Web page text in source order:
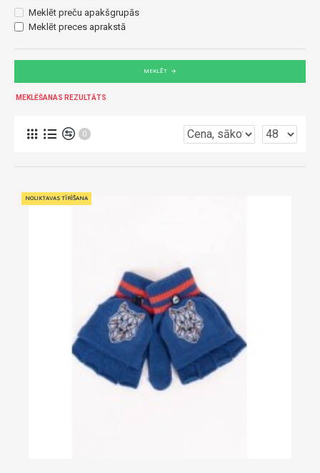
Meklēt preču apakšgrupās
Meklēt preces aprakstā
MEKLĒT
MEKLĒŠANAS REZULTĀTS
0
NOLIKTAVAS TĪRĪŠANA